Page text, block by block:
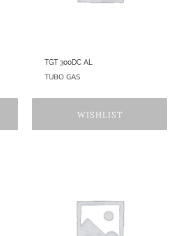
TGT 300DC AL
TUBO GAS
WISHLIST